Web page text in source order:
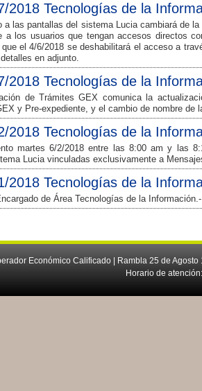
2018 Tecnologías de la
a las pantallas del sistema Lucia cambiará de
a los usuarios que tengan accesos directos
el 4/6/2018 se deshabilitará el acceso a
en adjunto.
2018 Tecnologías de la
de Trámites GEX comunica la
y Pre-expediente, y el cambio de nombre de
2018 Tecnologías de la
martes 6/2/2018 entre las 8:00 am y las
Lucia vinculadas exclusivamente a
2018 Tecnologías de la
de Área Tecnologías de la Información.-
Económico Calificado | Rambla 25 de
Horario de